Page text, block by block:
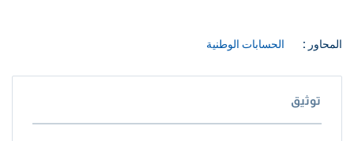
المحاور : الحسابات الوطنية
توثيق